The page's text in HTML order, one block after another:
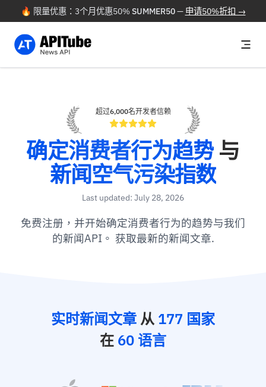
🔥 限量优惠：3个月优惠50% SUMMER50— 申请50%折扣 →
超过6,000名开发者信赖
确定消费者行为趋势 与
新闻空气污染指数
Last updated: July 28, 2026
免费注册，并开始确定消费者行为的趋势与我们
的新闻API。 获取最新的新闻文章.
实时新闻文章 从 177 国家
在 60 语言